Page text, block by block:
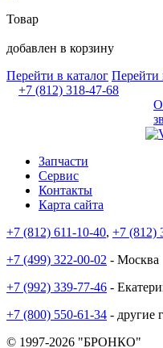
Товар
добавлен в корзину
Перейти в каталог Перейти
+7 (812) 318-47-68
Запчасти
Сервис
Контакты
Карта сайта
+7 (812) 611-10-40, +7 (812)
+7 (499) 322-00-02 - Москва
+7 (992) 339-77-46 -
+7 (800) 550-61-34 - другие
© 1997-2026 "БРОНКО"